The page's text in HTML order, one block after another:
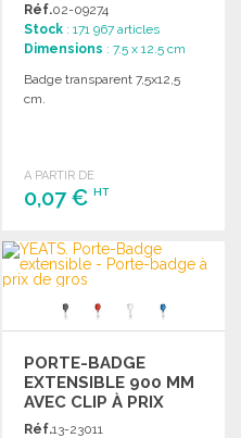
Réf.02-09274
Stock : 171 967 articles
Dimensions : 7.5 x 12.5 cm
Badge transparent 7,5x12,5
cm.
A PARTIR DE
0,07 €HT
COMMANDER
Demander un devis
PORTE-BADGE
EXTENSIBLE 900 MM
AVEC CLIP À PRIX
GROSSISTE
Réf.13-23011